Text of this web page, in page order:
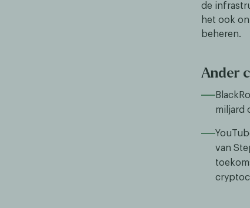
de
het ook
beheren.
Ander
miljard
van